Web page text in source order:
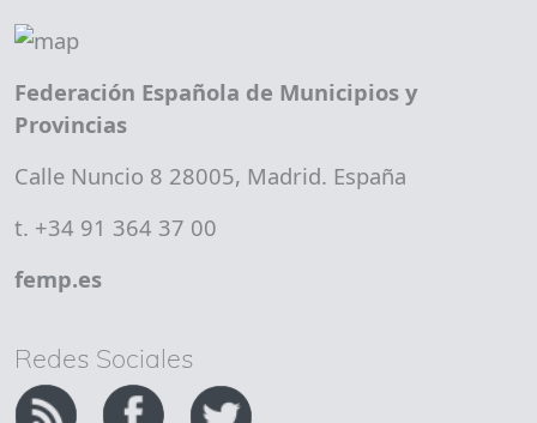
Federación Española de Municipios y
Provincias
Calle Nuncio 8 28005, Madrid. España
t. +34 91 364 37 00
femp.es
Redes Sociales